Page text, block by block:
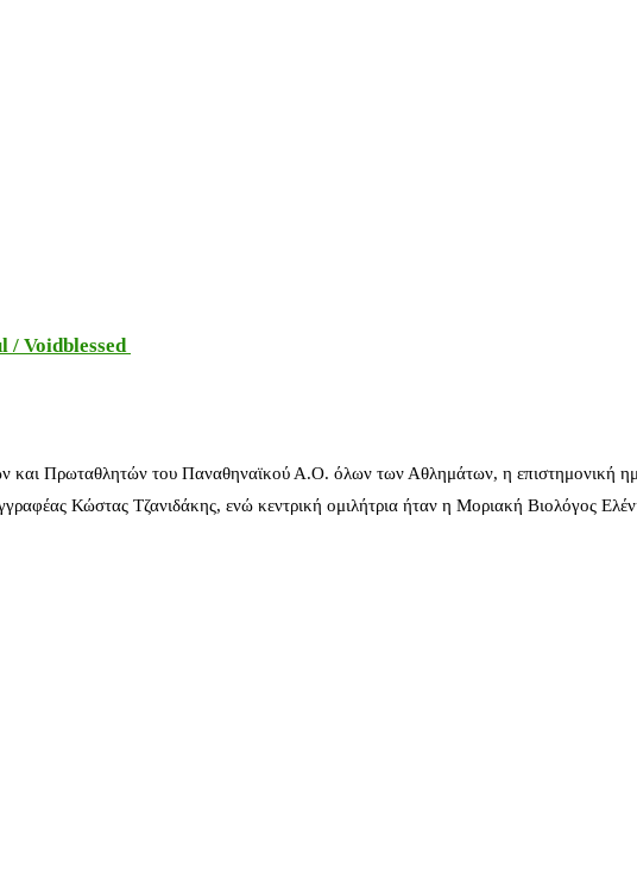
/ Voidblessed
και Πρωταθλητών του Παναθηναϊκού Α.Ο. όλων των Αθλημάτων, η επιστημονική
Κώστας Τζανιδάκης, ενώ κεντρική ομιλήτρια ήταν η Μοριακή Βιολόγος